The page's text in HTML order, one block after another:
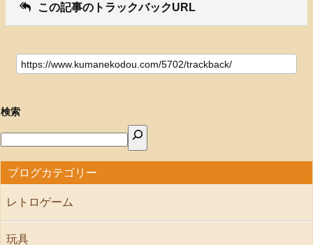
この記事のトラックバックURL
検索
ブログカテゴリー
レトロゲーム
玩具